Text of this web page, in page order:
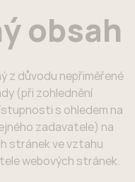
obsah
z důvodu nepřiměřené
(při zohlednění
s ohledem na
zadavatele) na
stránek ve vztahu
webových stránek.